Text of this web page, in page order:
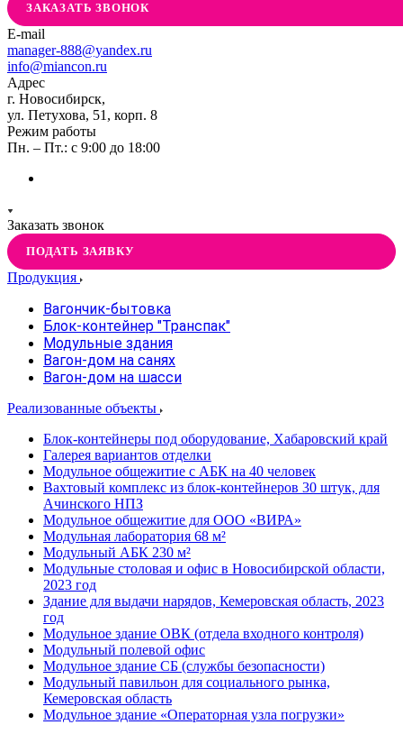
ЗАКАЗАТЬ ЗВОНОК
E-mail
manager-888@yandex.ru
info@miancon.ru
Адрес
г. Новосибирск,
ул. Петухова, 51, корп. 8
Режим работы
Пн. – Пт.: с 9:00 до 18:00
Заказать звонок
ПОДАТЬ ЗАЯВКУ
Продукция
Вагончик-бытовка
Блок-контейнер "Транспак"
Модульные здания
Вагон-дом на санях
Вагон-дом на шасси
Реализованные объекты
Блок-контейнеры под оборудование, Хабаровский край
Галерея вариантов отделки
Модульное общежитие с АБК на 40 человек
Вахтовый комплекс из блок-контейнеров 30 штук, для
Ачинского НПЗ
Модульное общежитие для ООО «ВИРА»
Модульная лаборатория 68 м²
Модульный АБК 230 м²
Модульные столовая и офис в Новосибирской области,
2023 год
Здание для выдачи нарядов, Кемеровская область, 2023
год
Модульное здание ОВК (отдела входного контроля)
Модульный полевой офис
Модульное здание СБ (службы безопасности)
Модульный павильон для социального рынка,
Кемеровская область
Модульное здание «Операторная узла погрузки»